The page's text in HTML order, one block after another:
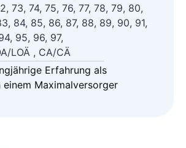
73, 74, 75, 76, 77, 78, 79, 80,
84, 85, 86, 87, 88, 89, 90, 91,
95, 96, 97,
LOÄ , CA/CÄ
Erfahrung als
einem Maximalversorger